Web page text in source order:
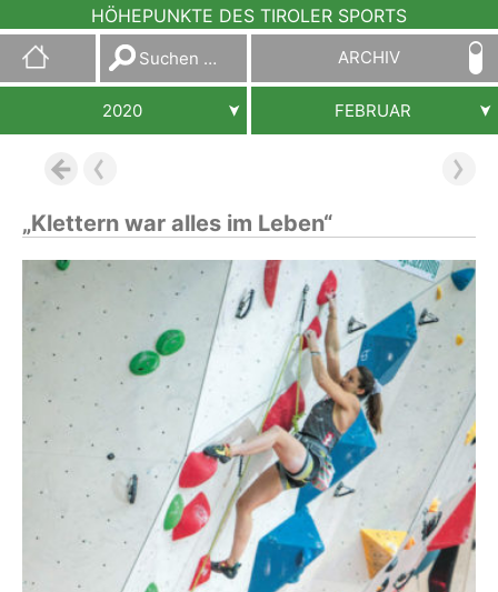
HÖHEPUNKTE DES TIROLER SPORTS
Suchen
nach:
ARCHIV
2020 FEBRUAR
„Klettern war alles im Leben“